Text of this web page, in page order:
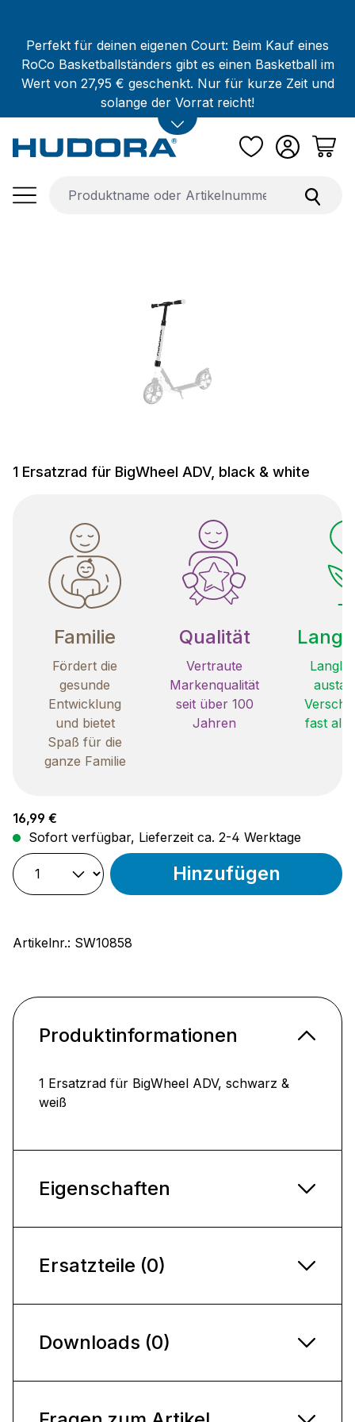
Perfekt für deinen eigenen Court: Beim Kauf eines
RoCo Basketballständers gibt es einen Basketball im
Wert von 27,95 € geschenkt. Nur für kurze Zeit und
solange der Vorrat reicht!
1 Ersatzrad für BigWheel ADV, black & white
Familie
Fördert die
gesunde
Entwicklung
und bietet
Spaß für die
ganze Familie
Qualität
Vertraute
Markenqualität
seit über 100
Jahren
fast
Regulärer Preis:
16,99 €
Sofort verfügbar, Lieferzeit ca. 2-4 Werktage
Hinzufügen
Artikelnr.: SW10858
Produktinformationen
1 Ersatzrad für BigWheel ADV, schwarz &
weiß
Eigenschaften
Ersatzteile (0)
Downloads (0)